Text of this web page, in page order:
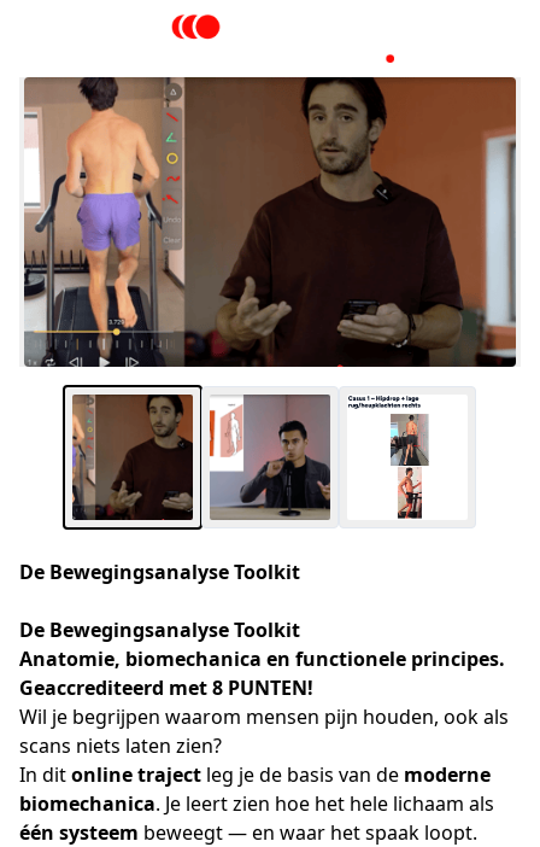
De Bewegingsanalyse Toolkit
De Bewegingsanalyse Toolkit
Anatomie, biomechanica en functionele principes.
Geaccrediteerd met 8 PUNTEN!
Wil je begrijpen waarom mensen pijn houden, ook als
scans niets laten zien?
In dit online traject leg je de basis van de moderne
biomechanica
één systeem beweegt — en waar het spaak loopt.